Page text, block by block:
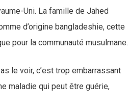
Uni. La famille de Jahed
d’origine bangladeshie, cette
pour la communauté musulmane.
le voir, c’est trop embarrassant
maladie qui peut être guérie,